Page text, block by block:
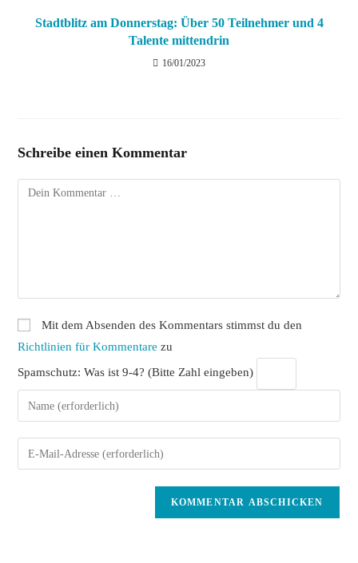
Stadtblitz am Donnerstag: Über 50 Teilnehmer und 4
Talente mittendrin
16/01/2023
Schreibe einen Kommentar
Kommentar
Mit dem Absenden des Kommentars stimmst du den
Richtlinien für Kommentare zu
Spamschutz: Was ist 9-4? (Bitte Zahl eingeben)
Gib
deinen
Namen
oder
Gib
deine